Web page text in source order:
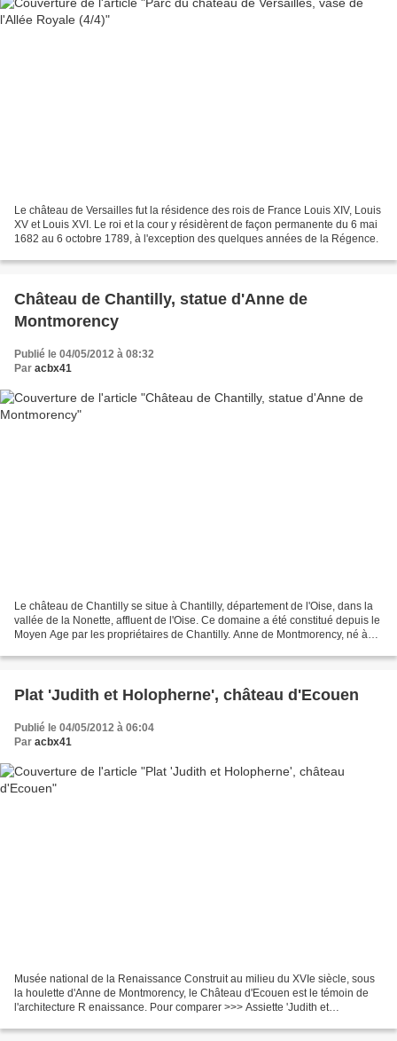
Le château de Versailles fut la résidence des rois de France Louis XIV, Louis
XV et Louis XVI. Le roi et la cour y résidèrent de façon permanente du 6 mai
1682 au 6 octobre 1789, à l'exception des quelques années de la Régence.
Château de Chantilly, statue d'Anne de
Montmorency
Publié le 04/05/2012 à 08:32
Par acbx41
Le château de Chantilly se situe à Chantilly, département de l'Oise, dans la
vallée de la Nonette, affluent de l'Oise. Ce domaine a été constitué depuis le
Moyen Age par les propriétaires de Chantilly. Anne de Montmorency, né à
Plat 'Judith et Holopherne', château d'Ecouen
Publié le 04/05/2012 à 06:04
Par acbx41
Musée national de la Renaissance Construit au milieu du XVIe siècle, sous
la houlette d'Anne de Montmorency, le Château d'Ecouen est le témoin de
l'architecture R enaissance. Pour comparer >>> Assiette 'Judith et